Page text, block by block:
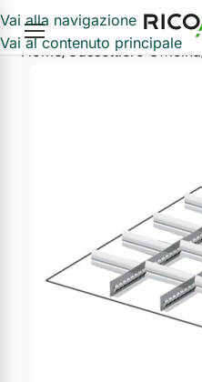
Vai alla navigazione
Vai al contenuto principale
Home Cassettiere Officina